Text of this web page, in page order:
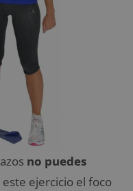
no puedes
este ejercicio el foco